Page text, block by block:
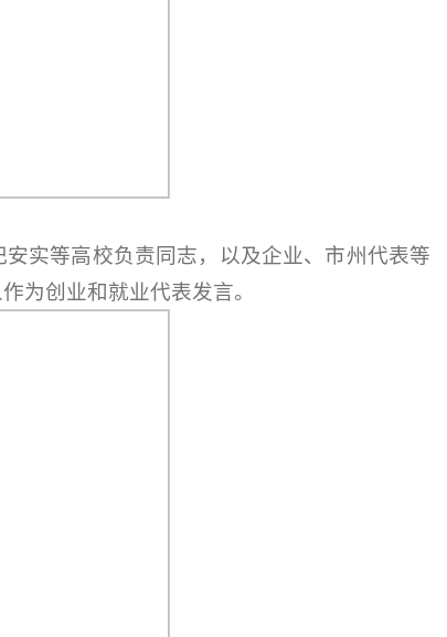
实等高校负责同志，以及企业、市州代表等
为创业和就业代表发言。